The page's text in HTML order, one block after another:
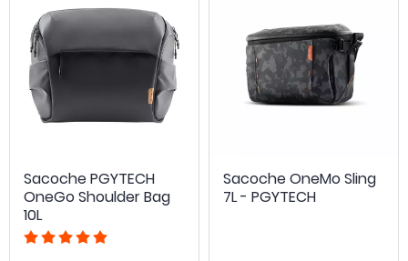
Sacoche PGYTECH
OneGo Shoulder Bag
10L
Sacoche OneMo Sling
7L - PGYTECH